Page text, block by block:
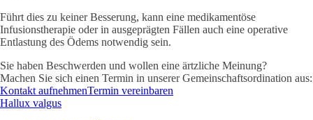
Führt dies zu keiner Besserung, kann eine medikamentöse
Infusionstherapie oder in ausgeprägten Fällen auch eine operative
Entlastung des Ödems notwendig sein.
Sie haben Beschwerden und wollen eine ärtzliche Meinung?
Machen Sie sich einen Termin in unserer Gemeinschaftsordination aus:
Kontakt aufnehmenTermin vereinbaren
Hallux valgus